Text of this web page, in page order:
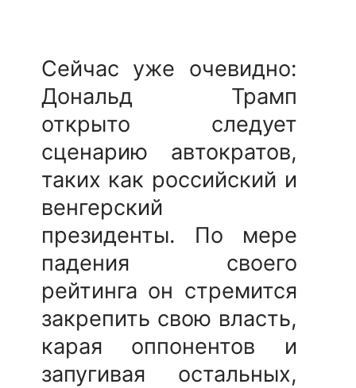
Сейчас уже очевидно:
Дональд Трамп
открыто следует
сценарию автократов,
таких как российский и
венгерский
президенты. По мере
падения своего
рейтинга он стремится
закрепить свою власть,
карая оппонентов и
запугивая остальных,